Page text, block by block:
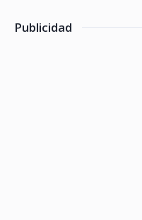
Publicidad